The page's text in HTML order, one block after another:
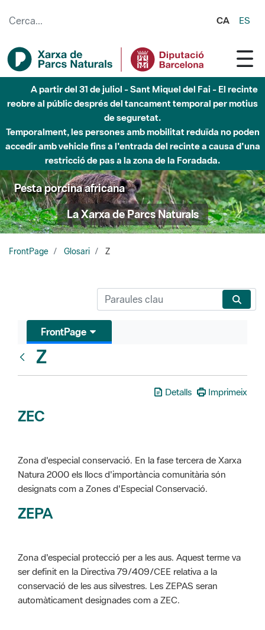
CA ES
A partir del 31 de juliol - Sant Miquel del Fai - El recinte
reobre al públic després del tancament temporal per motius
de seguretat.
Temporalment, les persones amb mobilitat reduïda no poden
accedir amb vehicle fins a l'entrada del recinte a causa d'una
restricció de pas a la zona de la Foradada.
Pesta porcina africana
La Xarxa de Parcs Naturals
FrontPage Glosari Z
FrontPage
Z
Detalls Imprimeix
ZEC
Zona d'especial conservació. En la fase tercera de Xarxa
Natura 2000 els llocs d'importància comunitària són
designats com a Zones d'Especial Conservació.
ZEPA
Zona d'especial protecció per a les aus. Aquest terme va
ser definit en la Directiva 79/409/CEE relativa a la
conservació de les aus silvestres. Les ZEPAS seran
automàticament designades com a ZEC.